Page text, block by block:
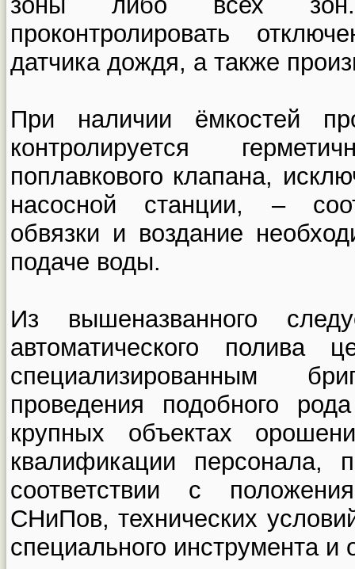
проконтролировать
датчика дождя, а также
При наличии ёмкостей
контролируется
поплавкового клапана,
насосной станции, –
обвязки и воздание
подаче воды.
Из вышеназванного
автоматического полива
специализированным
проведения подобного
крупных объектах
квалификации персонала,
соответствии с
СНиПов, технических
специального инструмента и